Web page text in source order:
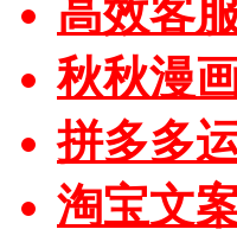
高效客
秋秋漫
拼多多
淘宝文